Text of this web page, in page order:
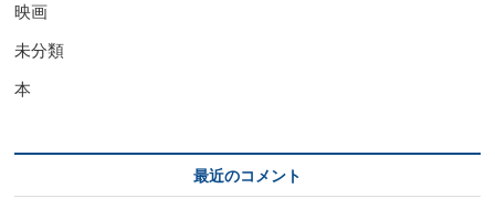
映画
未分類
本
最近のコメント